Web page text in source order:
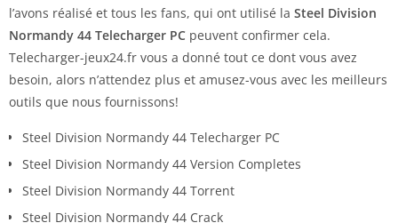
l’avons réalisé et tous les fans, qui ont utilisé la Steel Division
Normandy 44 Telecharger PC peuvent confirmer cela.
Telecharger-jeux24.fr vous a donné tout ce dont vous avez
besoin, alors n’attendez plus et amusez-vous avec les meilleurs
outils que nous fournissons!
Steel Division Normandy 44 Telecharger PC
Steel Division Normandy 44 Version Completes
Steel Division Normandy 44 Torrent
Steel Division Normandy 44 Crack